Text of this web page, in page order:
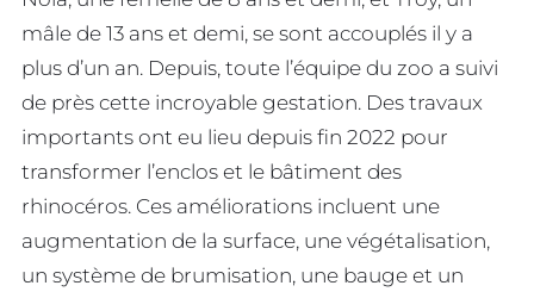
mâle de 13 ans et demi, se sont accouplés il y a
plus d’un an. Depuis, toute l’équipe du zoo a suivi
de près cette incroyable gestation. Des travaux
importants ont eu lieu depuis fin 2022 pour
transformer l’enclos et le bâtiment des
rhinocéros. Ces améliorations incluent une
augmentation de la surface, une végétalisation,
un système de brumisation, une bauge et un